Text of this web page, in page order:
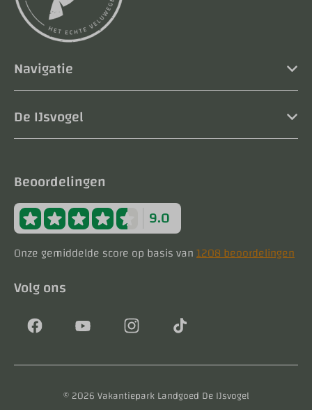
Navigatie
De IJsvogel
Beoordelingen
9.0
Onze gemiddelde score op basis van1208 beoordelingen
Volg ons
© 2026 Vakantiepark Landgoed De IJsvogel